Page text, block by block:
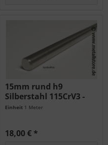
15mm rund h9
Silberstahl 115CrV3 -
geschliffen...
Einheit 1 Meter
18,00 € *